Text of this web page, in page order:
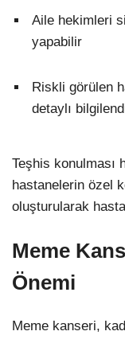
Aile hekimleri
yapabilir
Riskli görülen
detaylı
Teşhis konulması
hastanelerin özel
oluşturularak
Meme
Önemi
Meme kanseri,